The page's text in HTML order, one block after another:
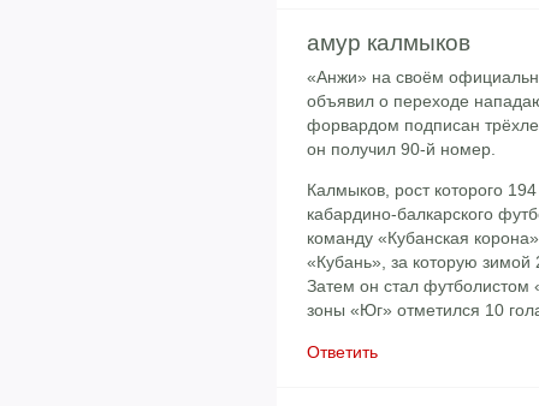
амур калмыков
«Анжи» на своём
объявил о переходе
форвардом подписан
он получил 90-й номер.
Калмыков, рост которого
кабардино-балкарского
команду «Кубанская
«Кубань», за которую
Затем он стал
зоны «Юг» отметился 10
Ответить